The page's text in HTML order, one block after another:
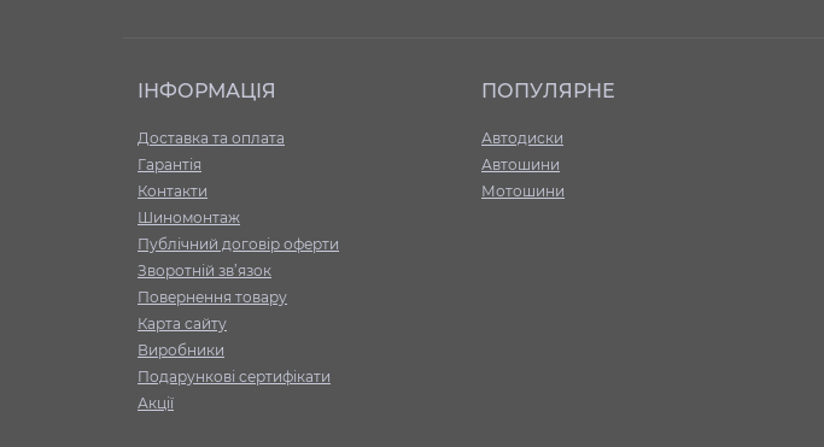
ІНФОРМАЦІЯ
Доставка та оплата
Гарантія
Контакти
Шиномонтаж
Публічний договір оферти
Зворотній зв’язок
Повернення товару
Карта сайту
Виробники
Подарункові сертифікати
Акції
ПОПУЛЯРНЕ
Автодиски
Автошини
Мотошини